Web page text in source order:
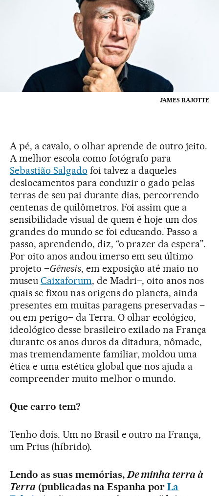
JAMES RAJOTTE
A pé, a cavalo, o olhar aprende de outro jeito.
A melhor escola como fotógrafo para
Sebastião Salgado foi talvez a daqueles
deslocamentos para conduzir o gado pelas
terras de seu pai durante dias, percorrendo
centenas de quilômetros. Foi assim que a
sensibilidade visual de quem é hoje um dos
grandes do mundo se foi educando. Passo a
passo, aprendendo, diz, “o prazer da espera”.
Por oito anos andou imerso em seu último
projeto –Gênesis, em exposição até maio no
museu Caixaforum, de Madri–, oito anos nos
quais se fixou nas origens do planeta, ainda
presentes em muitas paragens preservadas –
ou em perigo– da Terra. O olhar ecológico,
ideológico desse brasileiro exilado na França
durante os anos duros da ditadura, nômade,
mas tremendamente familiar, moldou uma
ética e uma estética global que nos ajuda a
compreender muito melhor o mundo.
Que carro tem?
Tenho dois. Um no Brasil e outro na França,
um Prius (híbrido).
Lendo as suas memórias, De minha terra à
Terra(publicadas na Espanha porLa